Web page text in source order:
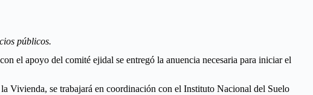
públicos.
el apoyo del comité ejidal se entregó la anuencia necesaria para iniciar el
Vivienda, se trabajará en coordinación con el Instituto Nacional del Suelo